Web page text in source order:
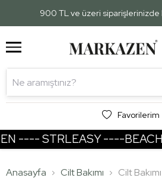
900 TL ve üzeri siparişlerinizde
Favorilerim
---- STRLEASY ----
Anasayfa Cilt Bakımı Cilt Bakımı